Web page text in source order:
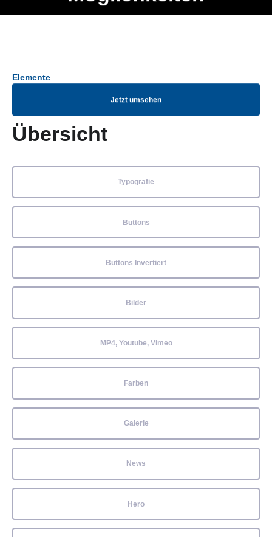
Jetzt umsehen
Elemente
Element- & Modul-
Übersicht
Typografie
Buttons
Buttons Invertiert
Bilder
MP4, Youtube, Vimeo
Farben
Galerie
News
Hero